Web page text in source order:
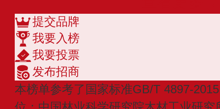
提交品牌
我要入榜
我要投票
发布招商
本榜单参考了国家标准GB/T 4897-